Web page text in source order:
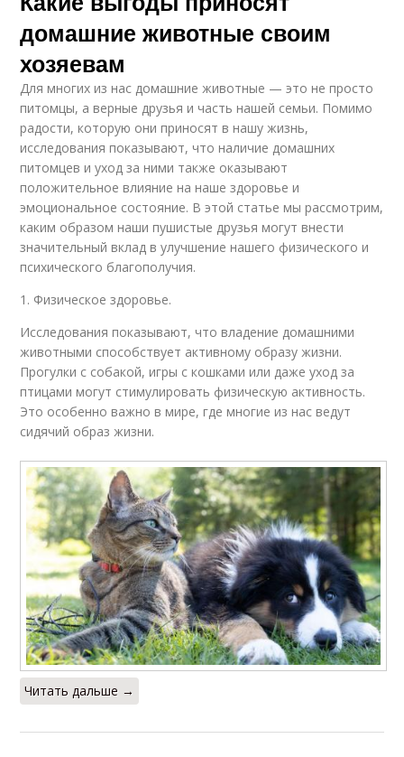
домашние животные своим
хозяевам
Для многих из нас домашние животные — это не просто
питомцы, а верные друзья и часть нашей семьи. Помимо
радости, которую они приносят в нашу жизнь,
исследования показывают, что наличие домашних
питомцев и уход за ними также оказывают
положительное влияние на наше здоровье и
эмоциональное состояние. В этой статье мы рассмотрим,
каким образом наши пушистые друзья могут внести
значительный вклад в улучшение нашего физического и
психического благополучия.
1. Физическое здоровье.
Исследования показывают, что владение домашними
животными способствует активному образу жизни.
Прогулки с собакой, игры с кошками или даже уход за
птицами могут стимулировать физическую активность.
Это особенно важно в мире, где многие из нас ведут
сидячий образ жизни.
Читать дальше →